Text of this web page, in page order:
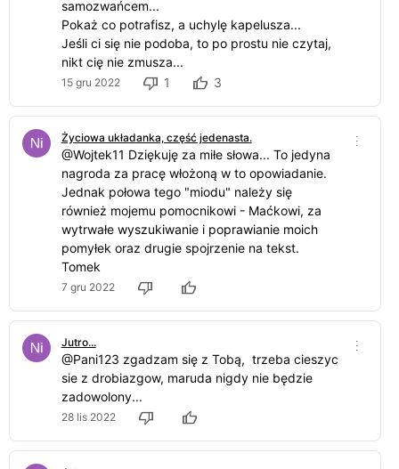
samozwańcem...
Pokaż co potrafisz, a uchylę kapelusza...
Jeśli ci się nie podoba, to po prostu nie czytaj,
nikt cię nie zmusza...
15 gru 2022 1 3
Życiowa układanka, część jedenasta.
@Wojtek11 Dziękuję za miłe słowa... To jedyna
nagroda za pracę włożoną w to opowiadanie.
Jednak połowa tego "miodu" należy się
również mojemu pomocnikowi - Maćkowi, za
wytrwałe wyszukiwanie i poprawianie moich
pomyłek oraz drugie spojrzenie na tekst.
Tomek
7 gru 2022
Jutro...
@Pani123 zgadzam się z Tobą, trzeba cieszyc
sie z drobiazgow, maruda nigdy nie będzie
zadowolony...
28 lis 2022